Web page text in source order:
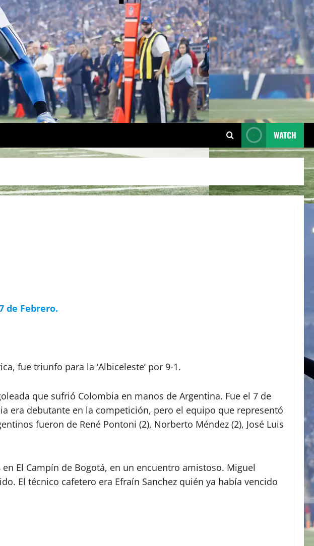
WATCH
de Febrero.
fue triunfo para la ‘Albiceleste’ por 9-1.
que sufrió Colombia en manos de Argentina. Fue el 7 de
era debutante en la competición, pero el equipo que representó
fueron de René Pontoni (2), Norberto Méndez (2), José Luis
El Campín de Bogotá, en un encuentro amistoso. Miguel
El técnico cafetero era Efraín Sanchez quién ya había vencido